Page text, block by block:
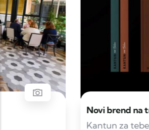
Novi brend na tržištu